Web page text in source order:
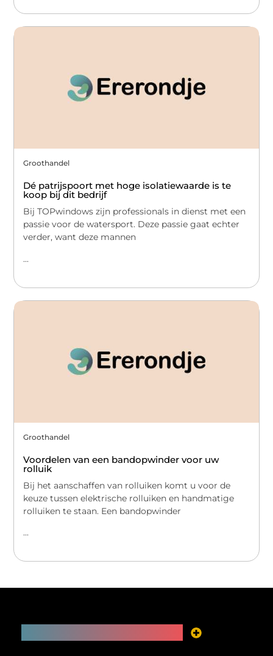
Groothandel
Dé patrijspoort met hoge isolatiewaarde is te
koop bij dit bedrijf
Bij TOPwindows zijn professionals in dienst met een
passie voor de watersport. Deze passie gaat echter
verder, want deze mannen
...
Groothandel
Voordelen van een bandopwinder voor uw
rolluik
Bij het aanschaffen van rolluiken komt u voor de
keuze tussen elektrische rolluiken en handmatige
rolluiken te staan. Een bandopwinder
...